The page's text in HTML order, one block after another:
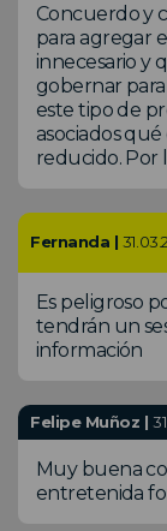
Concuerdo y
para agregar
innecesario y
gobernar
este tipo de
asociados
reducido. Por
Fernanda |
Es peligroso
tendrán un
información
Felipe Muñoz |
Muy buena
entretenida